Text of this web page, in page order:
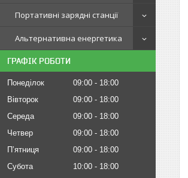
Портативні зарядні станції
Альтернативна енергетика
ГРАФІК РОБОТИ
Понеділок 09:00
18:00
Вівторок
09:00
18:00
Середа
09:00
18:00
Четвер
09:00
18:00
Пʼятниця
09:00
18:00
Субота
10:00
18:00